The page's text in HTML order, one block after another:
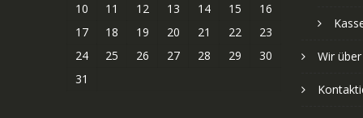
10
11 12 13 14 15
16
17
18 19 20 21 22
23
24
25 26 27 28 29
30
31
Wir